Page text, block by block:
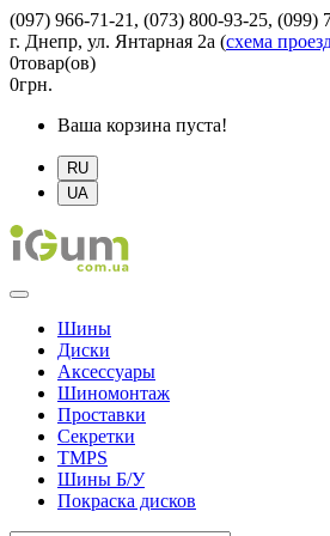
(097) 966-71-21, (073) 800-93-25, (099)
г. Днепр, ул. Янтарная 2а (схема
0товар(ов)
0грн.
Ваша корзина пуста!
RU
UA
Шины
Диски
Аксессуары
Шиномонтаж
Проставки
Секретки
TMPS
Шины Б/У
Покраска дисков